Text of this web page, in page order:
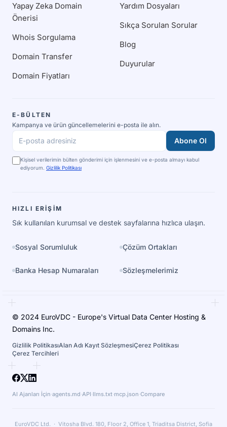
Yapay Zeka Domain
Önerisi
Whois Sorgulama
Domain Transfer
Domain Fiyatları
Yardım Dosyaları
Sıkça Sorulan Sorular
Blog
Duyurular
E-BÜLTEN
Kampanya ve ürün güncellemelerini e-posta ile alın.
E-posta adresiniz
Abone Ol
Kişisel verilerimin bülten gönderimi için işlenmesini ve e-posta almayı kabul
ediyorum. Gizlilik Politikası
HIZLI ERIŞIM
Sık kullanılan kurumsal ve destek sayfalarına hızlıca ulaşın.
Sosyal Sorumluluk Çözüm Ortakları
Banka Hesap Numaraları Sözleşmelerimiz
© 2024 EuroVDC - Europe's Virtual Data Center Hosting &
Domains Inc.
Gizlilik PolitikasıAlan Adı Kayıt SözleşmesiÇerez Politikası
Çerez Tercihleri
AI Ajanları İçin·agents.md·API·llms.txt·mcp.json·Compare
EuroVDC Ltd. · Vitosha Blvd. 180, Floor 2, Office 1, Triaditsa District, Sofia